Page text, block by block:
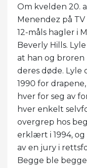
Om kvelden 20.
Menendez på
12-måls hagler i
Beverly Hills.
at han og
deres døde. Lyle
1990 for
hver for seg av
hver enkelt
overgrep hos
erklært i 1994,
av en jury i
Begge ble